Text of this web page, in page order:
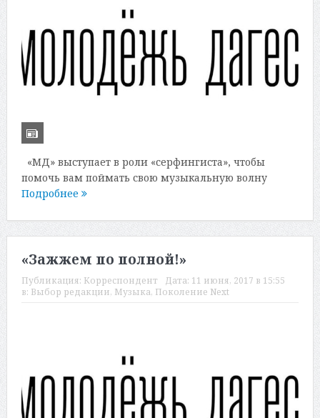
«МД» выступает в роли «серфингиста», чтобы
помочь вам поймать свою музыкальную волну
Подробнее
«Зажжем по полной!»
Публикация: Корреспондент Дата: 11 июня, 2017 в 15:55
в: Выбор редакции, Музыка, Поколение Next